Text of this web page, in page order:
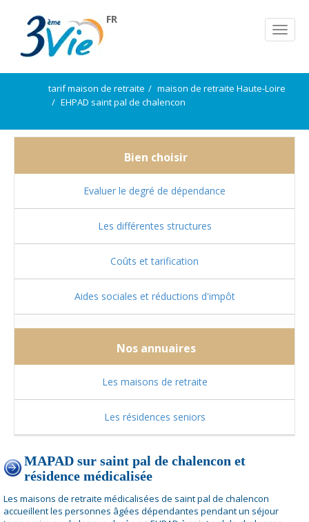
FR
tarif maison de retraite
maison de retraite Haute-Loire
EHPAD saint pal de chalencon
Bien choisir
Evaluer le degré de dépendance
Les différentes structures
Coûts et tarification
Aides sociales et réductions d'impôt
Nos annuaires
Les maisons de retraite
Les résidences seniors
MAPAD sur saint pal de chalencon et
résidence médicalisée
Les maisons de retraite médicalisées de saint pal de chalencon
accueillent les personnes âgées dépendantes pendant un séjour